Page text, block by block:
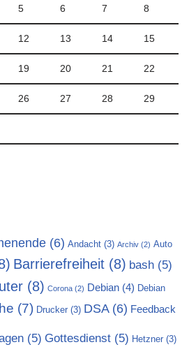
5 6 7 8
12 13 14 15
19 20 21 22
26 27 28 29
(6) Andacht (3) Archiv (2) Auto
Barrierefreiheit (8) bash (5)
(8) Corona (2) Debian (4) Debian
(7) Drucker (3) DSA(6) Feedback
(5) Gottesdienst (5) Hetzner (3)